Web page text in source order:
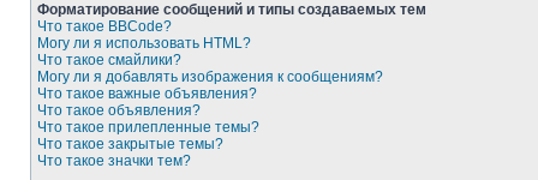
Форматирование сообщений и типы создаваемых тем
Что такое BBCode?
Могу ли я использовать HTML?
Что такое смайлики?
Могу ли я добавлять изображения к сообщениям?
Что такое важные объявления?
Что такое объявления?
Что такое прилепленные темы?
Что такое закрытые темы?
Что такое значки тем?